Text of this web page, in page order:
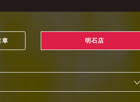
車 明石店